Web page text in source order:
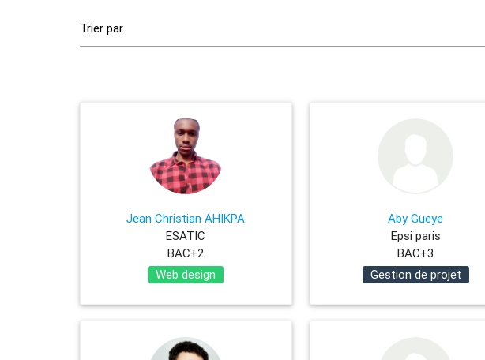
Jean Christian AHIKPA
ESATIC
BAC+2
Web design
Aby Gueye
Epsi paris
BAC+3
Gestion de projet